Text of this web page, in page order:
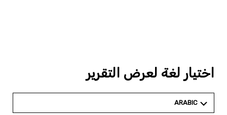
اختيار لغة لعرض التقرير
ARABIC